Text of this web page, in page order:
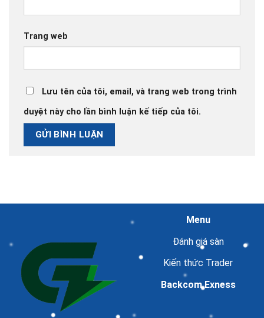
Trang web
Lưu tên của tôi, email, và trang web trong trình
duyệt này cho lần bình luận kế tiếp của tôi.
Menu
Đánh giá sàn
Kiến thức Trader
Backcom Exness